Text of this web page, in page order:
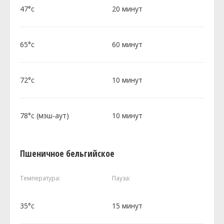
47°c 20 минут
65°c 60 минут
72°c 10 минут
78°c (мэш-аут) 10 минут
Пшеничное бельгийское
Температура: Пауза:
35°c 15 минут